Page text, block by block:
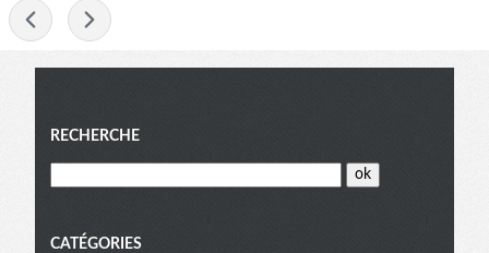
Menu
RECHERCHE
CATÉGORIES